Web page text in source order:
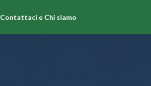
Contattaci e Chi siamo